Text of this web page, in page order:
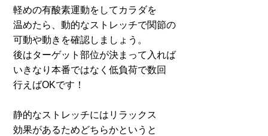
軽めの有酸素運動をしてカラダを
温めたら、動的なストレッチで関節の
可動や動きを確認しましょう。
後はターゲット部位が決まって入れば
いきなり本番ではなく低負荷で数回
行えばOKです！
静的なストレッチにはリラックス
効果があるためどちらかというと